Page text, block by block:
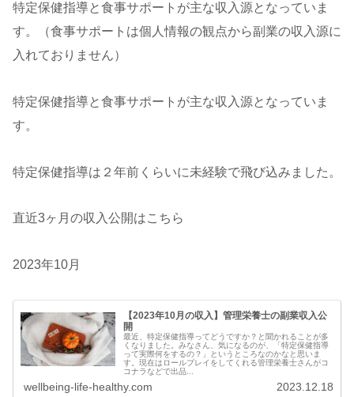
特定保健指導と食事サポートが主な収入源となっていま
す。（食事サポートは個人情報の観点から副業の収入源に
入れておりません）
特定保健指導と食事サポートが主な収入源となっていま
す。
特定保健指導は２年前くらいに未経験で飛び込みました。
直近3ヶ月の収入公開はこちら
2023年10月
【2023年10月の収入】管理栄養士の副業収入公
開
最近、特定保健指導ってどうですか？と聞かれることが多
くなりました。みなさん、気になるのが、「特定保健指導
って実際何をするの？」というところなのかなと思いま
す。現在はロールプレイをしてくれる管理栄養士さんがコ
コナラなどで出品...
wellbeing-life-healthy.com 2023.12.18